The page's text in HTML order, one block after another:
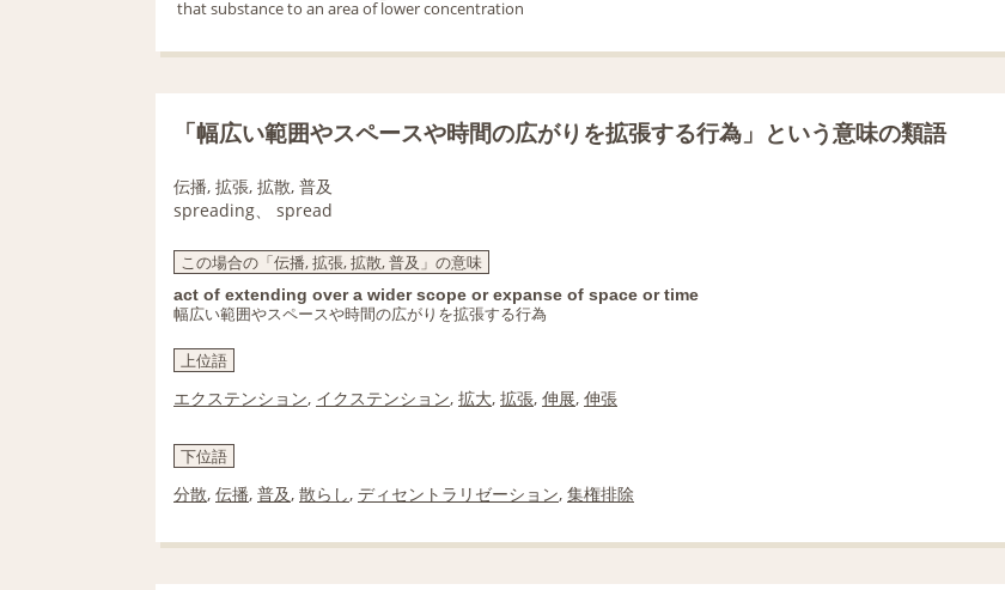
that substance to an area of lower concentration
「幅広い範囲やスペースや時間の広がりを拡張する行為」という意味の類語
伝播, 拡張, 拡散, 普及
spreading、 spread
この場合の「伝播, 拡張, 拡散, 普及」の意味
act of extending over a wider scope or expanse of space or time
幅広い範囲やスペースや時間の広がりを拡張する行為
上位語
エクステンション, イクステンション, 拡大, 拡張, 伸展, 伸張
下位語
分散, 伝播, 普及, 散らし, ディセントラリゼーション, 集権排除